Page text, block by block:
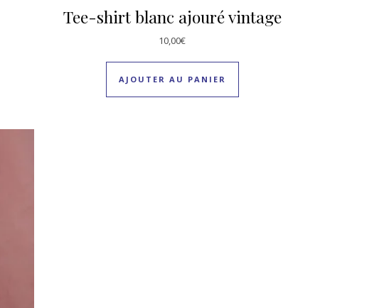
Tee-shirt blanc ajouré vintage
10,00€
AJOUTER AU PANIER